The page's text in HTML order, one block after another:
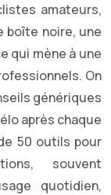
amateurs,
boîte noire, une
qui mène à une
On
génériques
après chaque
50 outils pour
souvent
quotidien,